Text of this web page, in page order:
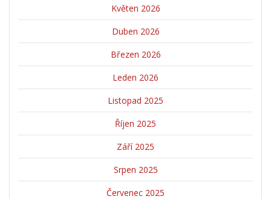
Květen 2026
Duben 2026
Březen 2026
Leden 2026
Listopad 2025
Říjen 2025
Září 2025
Srpen 2025
Červenec 2025